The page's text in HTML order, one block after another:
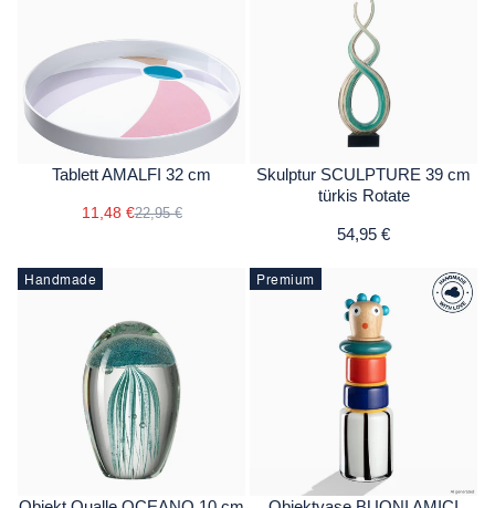
Tablett AMALFI 32 cm
11,48 €22,95 €
Skulptur SCULPTURE 39 cm
türkis Rotate
54,95 €
Handmade Premium